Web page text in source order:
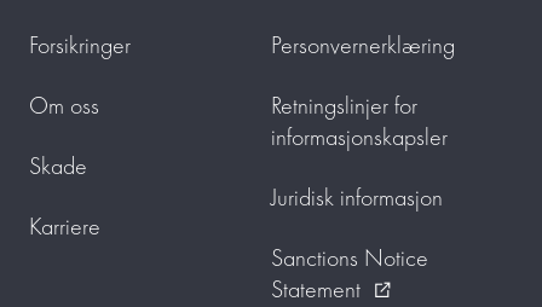
Forsikringer
Om oss
Skade
Karriere
Personvernerklæring
Retningslinjer for
informasjonskapsler
Juridisk informasjon
Sanctions Notice
Statement
external_link